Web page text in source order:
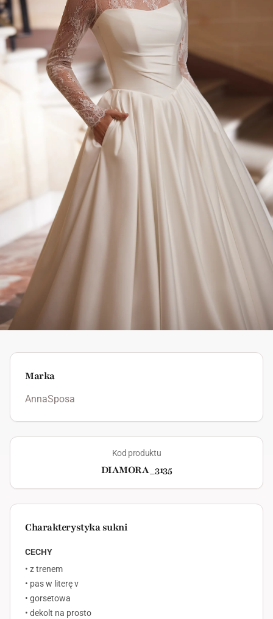
Marka
AnnaSposa
Kod produktu
DIAMORA_3135
Charakterystyka sukni
CECHY
• z trenem
• pas w literę v
• gorsetowa
• dekolt na prosto